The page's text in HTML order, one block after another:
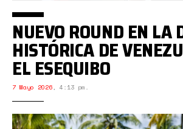
NUEVO ROUND EN LA
HISTÓRICA DE
EL ESEQUIBO
7 Mayo 2026, 4:13 pm.